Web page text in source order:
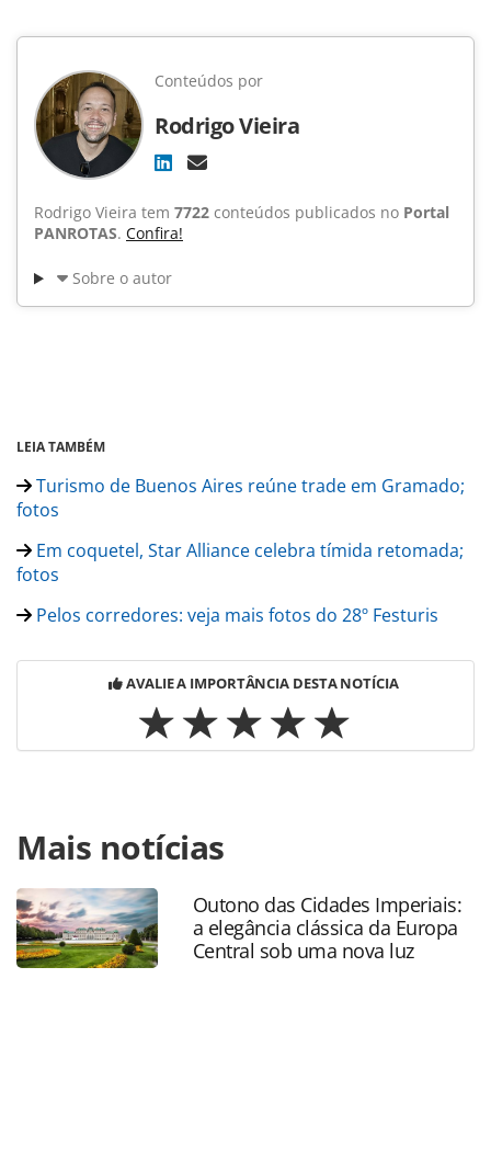
Conteúdos por
Rodrigo Vieira
Rodrigo Vieira tem 7722 conteúdos publicados no Portal
PANROTAS. Confira!
Sobre o autor
LEIA TAMBÉM
Turismo de Buenos Aires reúne trade em Gramado;
fotos
Em coquetel, Star Alliance celebra tímida retomada;
fotos
Pelos corredores: veja mais fotos do 28º Festuris
AVALIE A IMPORTÂNCIA DESTA NOTÍCIA
https://www.panrotas.com.br/noticia-
turismo/hotelaria/2016/11/veja-quem-sao-os-campeoes-
de-venda-da-gjp-em-2016_141392.html ou as ferramentas
oferecidas na página. Todo o conteúdo produzido pela
PANROTAS Editora é protegido pela legislação brasileira
sobre direito autoral. Não reproduza o conteúdo sem
Mais notícias
Outono das Cidades Imperiais:
a elegância clássica da Europa
Central sob uma nova luz